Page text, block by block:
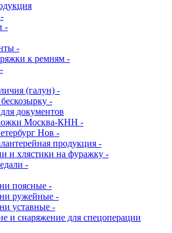
-
-
к ремням -
(галун) -
-
документов
Москва-КНН -
Нов -
продукция -
и хлястики на фуражку -
-
поясные -
ружейные -
уставные -
и снаряжение для спецоперации